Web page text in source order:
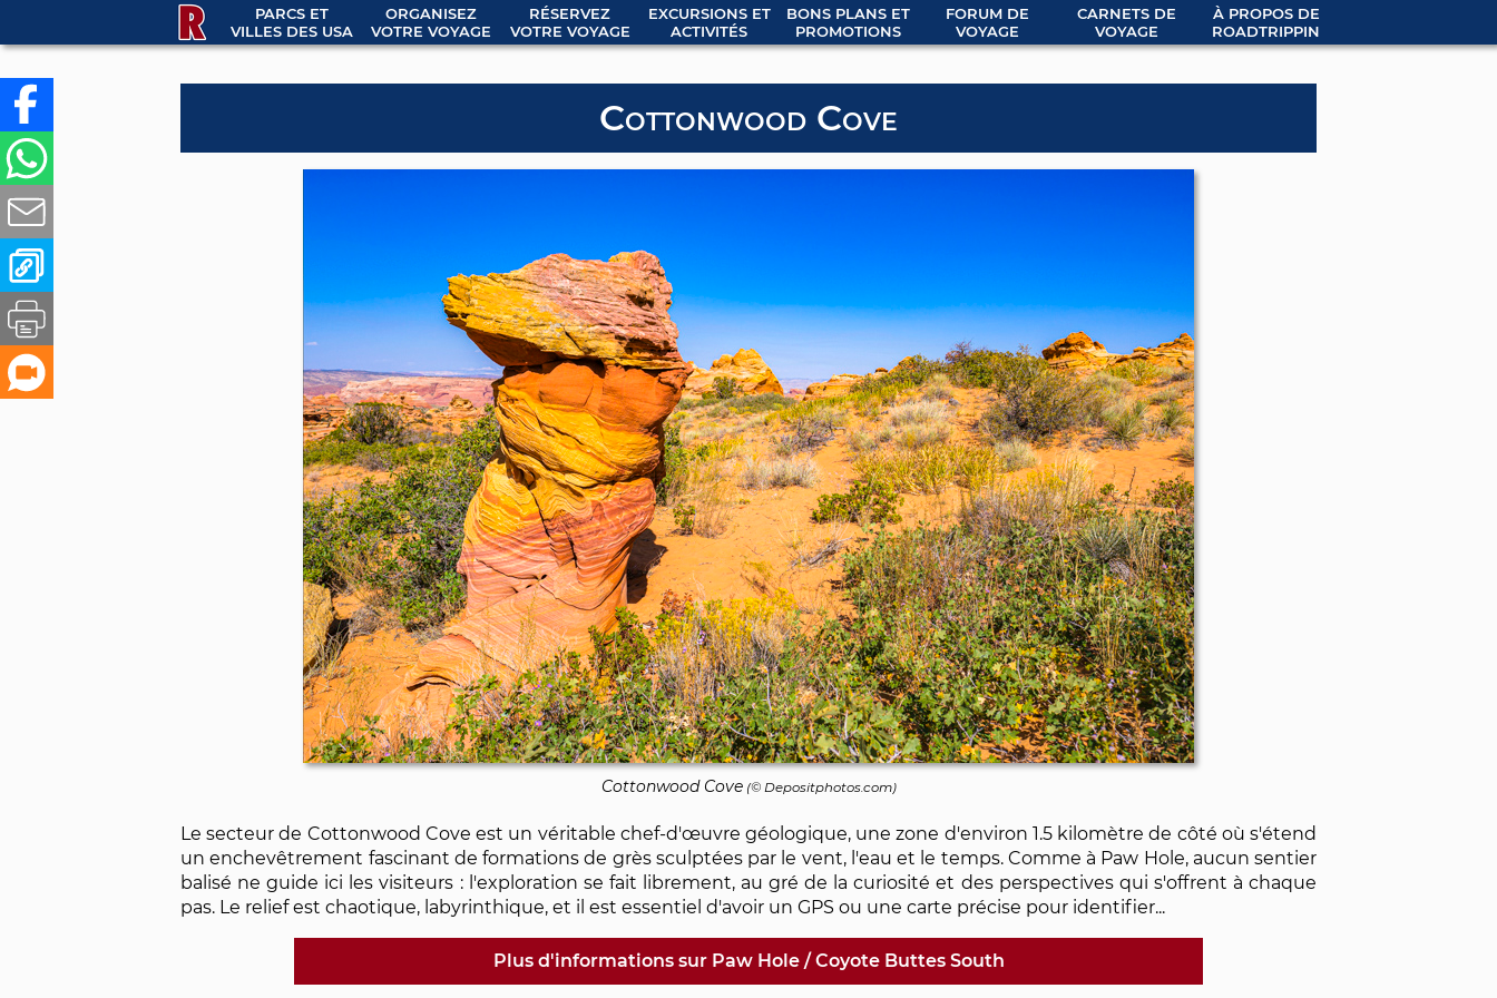
PARCS ET
VILLES DES USA
ORGANISEZ
VOTRE VOYAGE
RÉSERVEZ
VOTRE VOYAGE
EXCURSIONS ET
ACTIVITÉS
BONS PLANS ET
PROMOTIONS
FORUM DE
VOYAGE
CARNETS DE
VOYAGE
À PROPOS DE
ROADTRIPPIN
Cottonwood Cove
Cottonwood Cove(© Depositphotos.com)
Le secteur de Cottonwood Cove est un véritable chef-d'œuvre géologique, une zone d'environ 1.5 kilomètre de côté où s'étend
un enchevêtrement fascinant de formations de grès sculptées par le vent, l'eau et le temps. Comme à Paw Hole, aucun sentier
balisé ne guide ici les visiteurs : l'exploration se fait librement, au gré de la curiosité et des perspectives qui s'offrent à chaque
pas. Le relief est chaotique, labyrinthique, et il est essentiel d'avoir un GPS ou une carte précise pour identifier...
Plus d'informations sur Paw Hole / Coyote Buttes South